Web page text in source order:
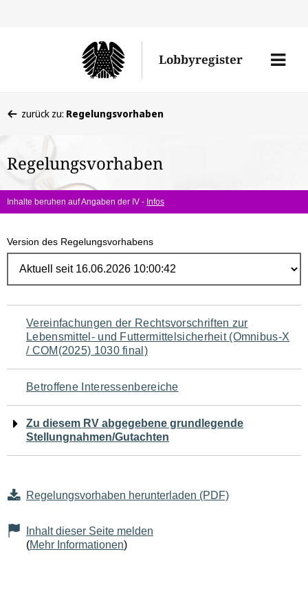
Lobbyregister
Menü
befinden
hier:
zurück zu: Regelungsvorhaben
Regelungsvorhaben
Inhalte beruhen auf Angaben der IV - Infos
Version des Regelungsvorhabens
Navigation
für
den
Seiteninhalt
Vereinfachungen der Rechtsvorschriften zur
Lebensmittel- und Futtermittelsicherheit (Omnibus-X
/ COM(2025) 1030 final)
Betroffene Interessenbereiche
Zu diesem RV abgegebene grundlegende
Stellungnahmen/Gutachten
Regelungsvorhaben herunterladen (PDF)
Inhalt dieser Seite melden
(Mehr Informationen)